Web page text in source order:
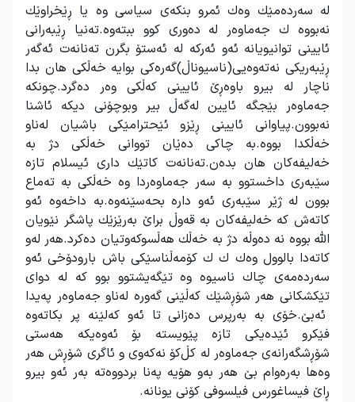
له ‌سه‌رده‌مێك وه‌ك ئمرو بنكه‌ی سیاسی وه یا ڕێخراو‌ێك
نه‌بووه ك جه‌ماوه‌ر له ده‌وری كوو ببته‌وه.ته‌نیا ڕێبه‌رانی
ئایینی توانیویانه‌ ئه‌و ئه‌ركه‌ له ئه‌ستۆ بگرن ته‌نانه‌ت ئه‌گه‌ر
ڕێبه‌ریكی نه‌‌ته‌‌وه‌یی(ناسیوناڵ)گه‌ره‌كی بوایه‌ خه‌ڵكی هان بدا‌
ناچار له‌ بیرو باوه‌ڕێ ئایینی كه‌ڵكی وه‌ر ده‌گرد.چونكه‌
جه‌ماوه‌ر بێجگه‌ ئایین له‌‌گه‌ڵ بیر وبوچۆنی دیكه‌ ئاشنا
نه‌بوون.پیاوانی ئایینی ڕێزو ئێحترامێكی باشیان له‌ناو
خه‌ڵكدا بووه.به‌ چاكی ده‌ێان تووانی خه‌ڵكی دژ به‌
خه‌لیفه‌كان هان بده‌ن.ته‌نا‌نه‌ت كاتێك داری ئیسلام تازه‌
سێبه‌ری داخستوو به‌ سه‌ر جه‌‌ماوه‌ردا وه خه‌ڵكی به‌ ته‌ماع
بوون له ژێر سێبه‌ری ئه‌و داره‌ بحه‌سێنه‌وه.به‌ داخه‌وه ئه‌و
كاته‌‌ش كه‌ خه‌لیفه‌كان به ‌قه‌وڵ براێ به‌رێزێك پاشگر نێویان
الله‌ بووه نه‌ ده‌وڵه‌ دژ به‌ خه‌ڵك هه‌ڵسوكه‌وتیان ده‌كرد.هه‌ر له‌و
كاته‌‌دا بالوول وه‌ك ك ك كۆمه‌ڵناسێكی باش بارودۆخی ئه‌و
سه‌رده‌مه‌ی چاك ناسیوه وه تێگه‌یشتوو بوو كه له دوای
تێكشكانی هه‌ر شۆڕشێك كه‌ڵێنی گه‌وره‌ له‌ناو جه‌ماوه‌ر په‌یدا
ئه‌بێ.خۆی به‌ به‌رپرس ده‌زانی تا ئه‌و كه‌لێنه ‌پر بكاته‌وه
فێكرو ئێده‌یكی تازه‌ پێویسته‌ بۆ ئه‌وه‌یكه هه‌ستی
شۆڕشگه‌رانه‌ی جه‌ماوه‌ر له كڵ‌كۆ نه‌كه‌وی و ئاگری شۆڕش هه‌ر
وه‌‌ها به‌ره‌وام بێ هه‌ر به‌و هۆیه‌ په‌نا بردووه‌ته‌ به‌ر ئه‌و بیرو
ڕاێ فیساغورس فیلسوفی كۆنی یونانه.